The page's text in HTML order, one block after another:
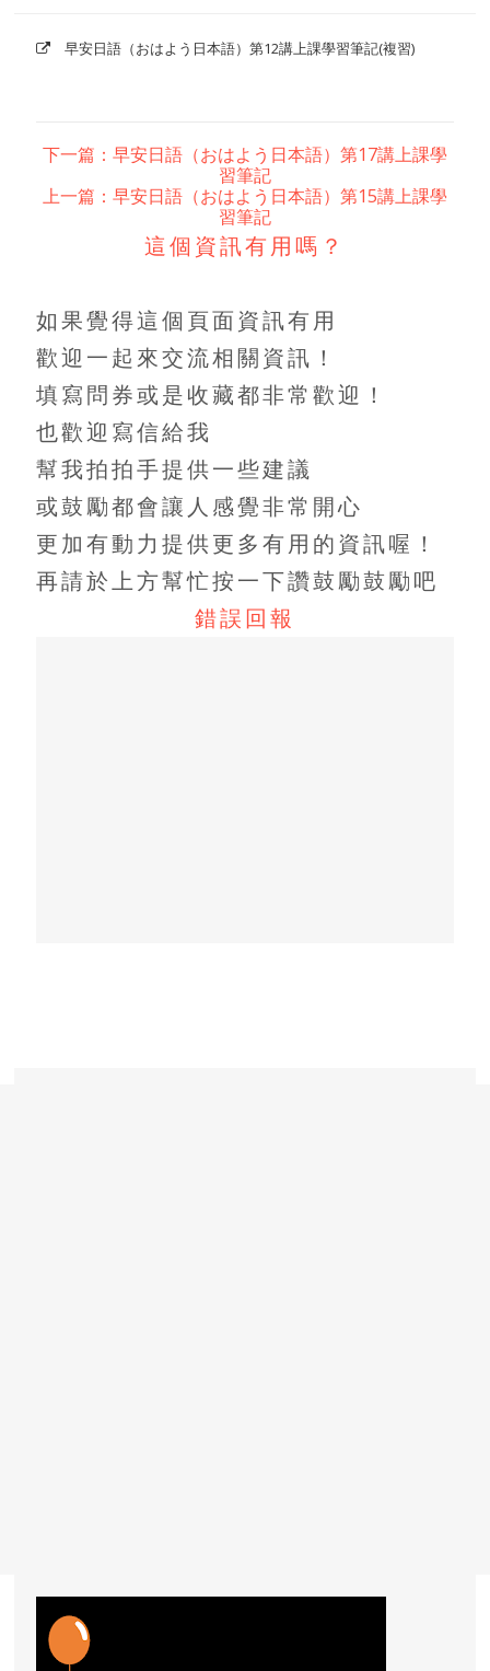
早安日語（おはよう日本語）第12講上課學習筆記(複習)
下一篇：早安日語（おはよう日本語）第17講上課學
習筆記
上一篇：早安日語（おはよう日本語）第15講上課學
習筆記
這個資訊有用嗎？
如果覺得這個頁面資訊有用
歡迎一起來交流相關資訊！
填寫問券或是收藏都非常歡迎！
也歡迎寫信給我
幫我拍拍手提供一些建議
或鼓勵都會讓人感覺非常開心
更加有動力提供更多有用的資訊喔！
再請於上方幫忙按一下讚鼓勵鼓勵吧
錯誤回報